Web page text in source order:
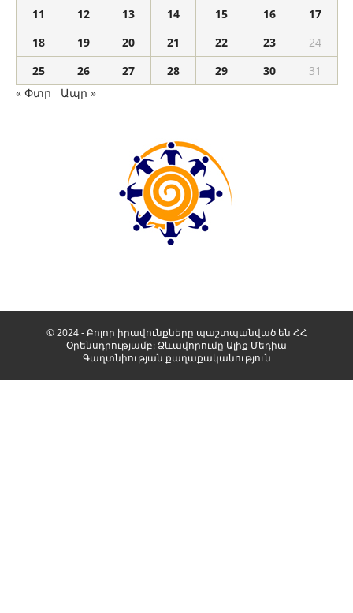
11
12 13 14 15 16
17
18
19 20 21 22 23
24
25
26 27 28 29 30
31
« Փտր
Ապր »
© 2024 - Բոլոր իրավունքները պաշտպանված են ՀՀ
Օրենսդրությամբ: Ձևավորումը Ալիք Մեդիա
Գաղտնիության քաղաքականություն